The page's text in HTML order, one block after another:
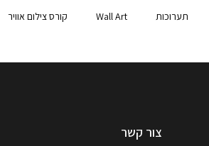
תערוכות Wall Art קורס צילום אוויר
צור קשר